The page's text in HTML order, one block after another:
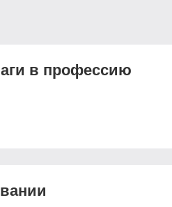
в профессию